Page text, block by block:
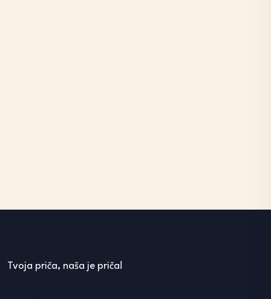
Tvoja priča, naša je priča!